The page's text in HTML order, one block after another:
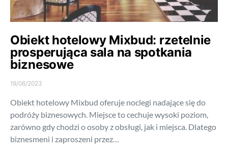
Obiekt hotelowy Mixbud: rzetelnie
prosperująca sala na spotkania
biznesowe
19/06/2023
Obiekt hotelowy Mixbud oferuje noclegi nadające się do
podróży biznesowych. Miejsce to cechuje wysoki poziom,
zarówno gdy chodzi o osoby z obsługi, jak i miejsca. Dlatego
biznesmeni i zaproszeni przez…